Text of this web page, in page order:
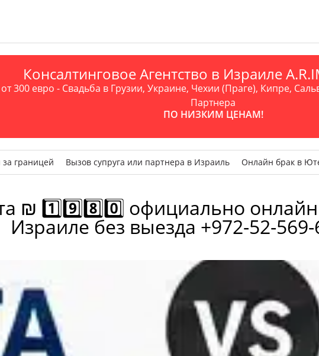
Консалтинговое Агентство в Израиле
300 евро - Свадьба в Грузии, Украине, Чехии (Праге), Кипре,
Партнера
ПО НИЗКИМ ЦЕНАМ!
границей Вызов супруга или партнера в Израиль Онлайн брак в
₪ 1️⃣9️⃣8️⃣0️⃣ официально
Израиле без выезда +972-52-